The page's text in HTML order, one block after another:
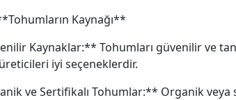
Kaynağı**
Kaynaklar:** Tohumları güvenilir ve
iyi seçeneklerdir.
ve Sertifikalı Tohumlar:** Organik